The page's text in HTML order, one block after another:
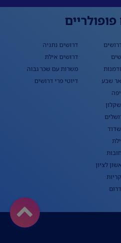
שבע
לציון
דרושים נתניה
דרושים אילת
משרות עם שכר גבוה
דיוטי פרי דרושים